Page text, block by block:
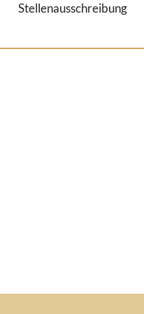
Stellenausschreibung